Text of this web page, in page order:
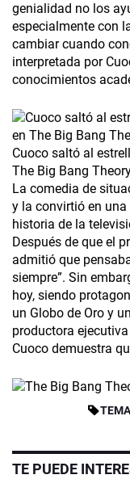
genialidad no los
especialmente con
cambiar cuando
interpretada por
conocimientos
Cuoco saltó al
The Big Bang
La comedia de
y la convirtió en
historia de la
Después de que el
admitió que
siempre”. Sin
hoy, siendo
un Globo de Oro y
productora
Cuoco demuestra
TE PUEDE